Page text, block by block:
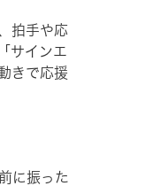
拍手や応
サインエ
きで応援
に振った